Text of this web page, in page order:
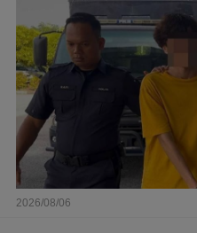
2026/08/06